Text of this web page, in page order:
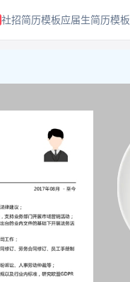
社招简历模板应届生简历模板